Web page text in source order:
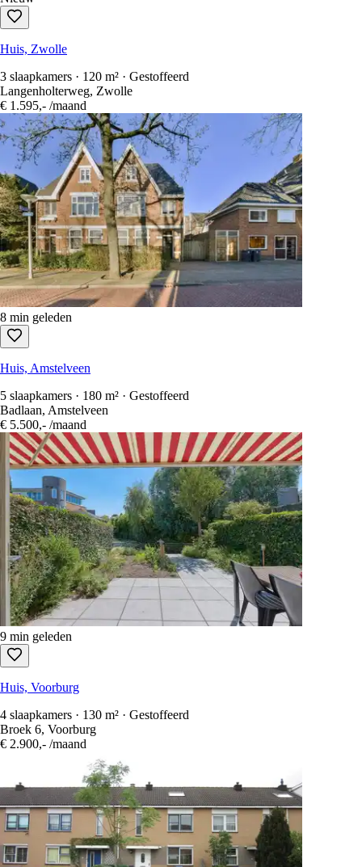
Huis, Zwolle
3 slaapkamers · 120 m² · Gestoffeerd
Langenholterweg, Zwolle
€ 1.595,- /maand
8 min geleden
Huis, Amstelveen
5 slaapkamers · 180 m² · Gestoffeerd
Badlaan, Amstelveen
€ 5.500,- /maand
9 min geleden
Huis, Voorburg
4 slaapkamers · 130 m² · Gestoffeerd
Broek 6, Voorburg
€ 2.900,- /maand